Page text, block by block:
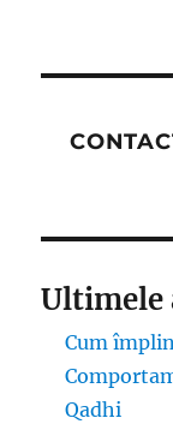
Ultimele
Cum
Qadhi